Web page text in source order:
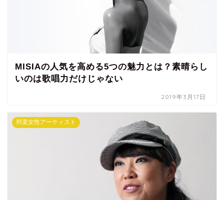
MISIAの人気を高める5つの魅力とは？素晴らし
いのは歌唱力だけじゃない
2019年3月17日
邦楽女性アーティスト